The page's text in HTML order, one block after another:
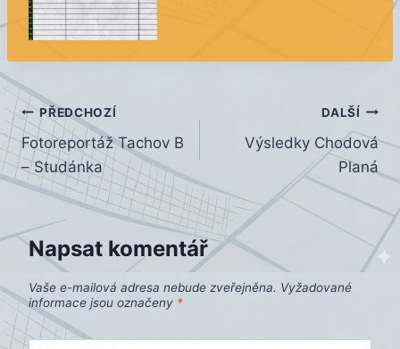
Navigace
pro
příspěvek
PŘEDCHOZÍ
Fotoreportáž Tachov B
– Studánka
DALŠÍ
Výsledky Chodová
Planá
Napsat komentář
Vaše e-mailová adresa nebude zveřejněna. Vyžadované
informace jsou označeny *